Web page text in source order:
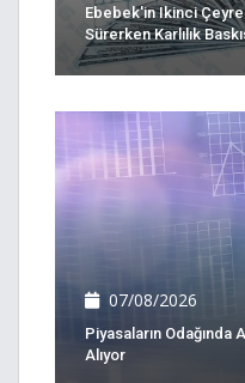
Ebebek'in Ikinci
Sürerken Karlılık
07/08/2026
Piyasaların
Alıyor